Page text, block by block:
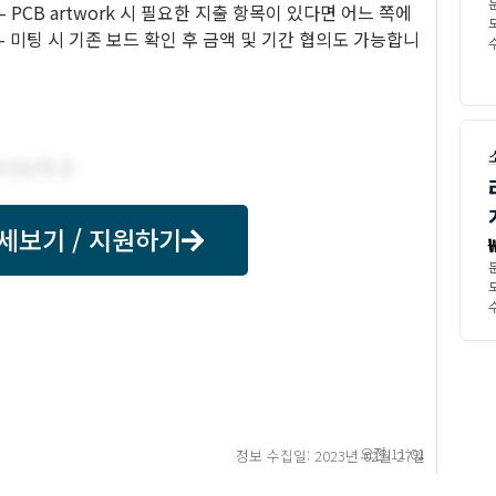
PCB artwork 시 필요한 지출 항목이 있다면 어느 쪽에
팅 시 기존 보드 확인 후 금액 및 기간 협의도 가능합니
보기 / 지원하기
정보 수집일: 2023년 02월 27일
오전 11:01